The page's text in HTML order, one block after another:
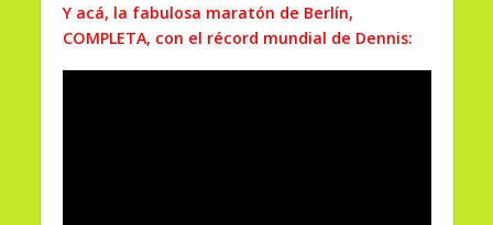
Y acá, la fabulosa maratón de Berlín,
COMPLETA, con el récord mundial de Dennis: